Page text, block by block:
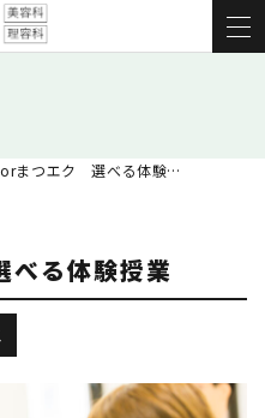
ネイルorまつエク 選べる体験授業
る体験授業